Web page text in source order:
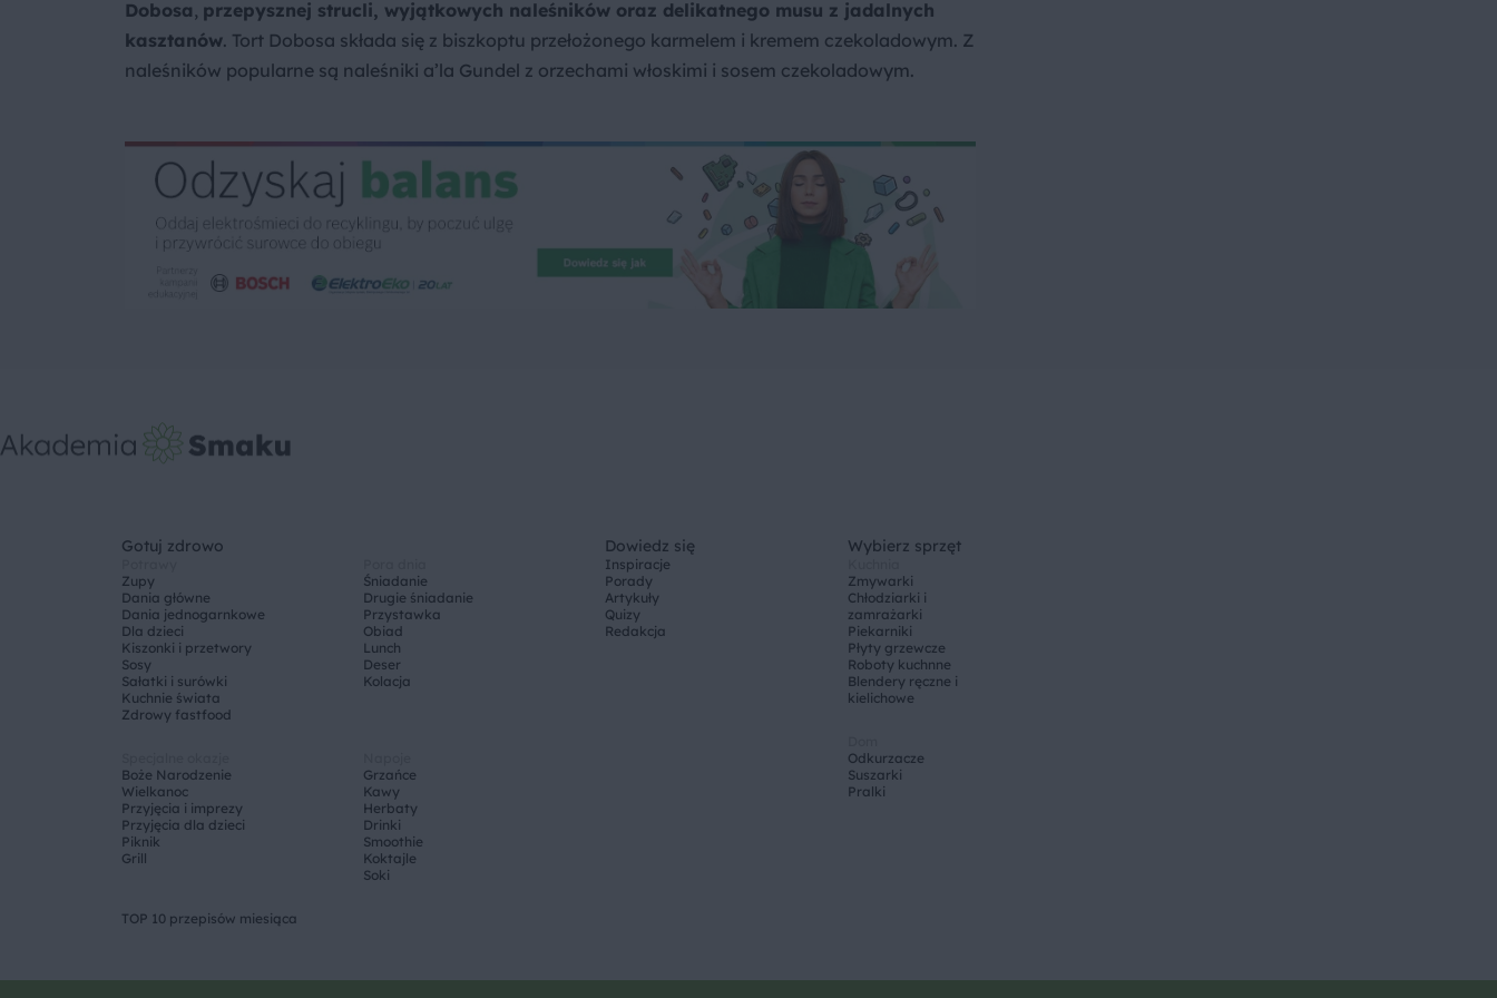
Dobosa, przepysznej strucli, wyjątkowych naleśników oraz delikatnego musu z jadalnych
kasztanów. Tort Dobosa składa się z biszkoptu przełożonego karmelem i kremem czekoladowym. Z
naleśników popularne są naleśniki a’la Gundel z orzechami włoskimi i sosem czekoladowym.
Gotuj zdrowo
Zupy
Dania główne
Dania jednogarnkowe
Dla dzieci
Kiszonki i przetwory
Sosy
Sałatki i surówki
Kuchnie świata
Zdrowy fastfood
Śniadanie
Drugie śniadanie
Przystawka
Obiad
Lunch
Deser
Kolacja
Boże Narodzenie
Wielkanoc
Przyjęcia i imprezy
Przyjęcia dla dzieci
Piknik
Grill
Grzańce
Kawy
Herbaty
Drinki
Smoothie
Koktajle
Soki
TOP 10 przepisów miesiąca
Dowiedz się
Inspiracje
Porady
Artykuły
Quizy
Redakcja
Wybierz sprzęt
Zmywarki
Chłodziarki i
zamrażarki
Piekarniki
Płyty grzewcze
Roboty kuchnne
Blendery ręczne i
kielichowe
Odkurzacze
Suszarki
Pralki